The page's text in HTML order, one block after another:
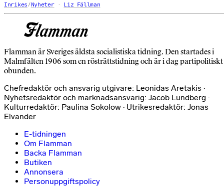
Inrikes/Nyheter Liz Fällman
Flamman är Sveriges äldsta socialistiska tidning. Den startades i
Malmfälten 1906 som en rösträttstidning och är i dag partipolitiskt
obunden.
Chefredaktör och ansvarig utgivare: Leonidas Aretakis ·
Nyhetsredaktör och marknadsansvarig: Jacob Lundberg ·
Kulturredaktör: Paulina Sokolow · Utrikesredaktör: Jonas
Elvander
E-tidningen
Om Flamman
Backa Flamman
Butiken
Annonsera
Personuppgiftspolicy